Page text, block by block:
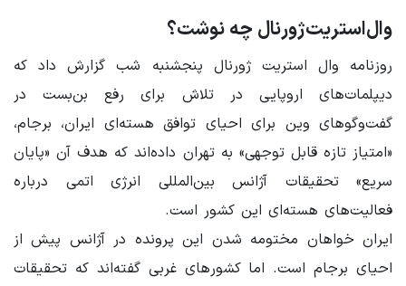
وال‌استریت‌ژورنال چه نوشت؟
روزنامه وال استریت ژورنال پنجشنبه شب گزارش داد که
دیپلمات‌های اروپایی در تلاش برای رفع بن‌بست در
گفت‌وگوهای وین برای احیای توافق هسته‌ای ایران، برجام،
«امتیاز تازه قابل توجهی» به تهران داده‌اند که هدف آن «پایان
سریع» تحقیقات آژانس بین‌المللی انرژی اتمی درباره
فعالیت‌های هسته‌ای این کشور است.
ایران خواهان مختومه شدن این پرونده در آژانس پیش از
احیای برجام است. اما کشورهای غربی گفته‌اند که تحقیقات